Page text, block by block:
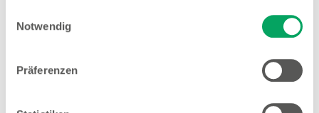
Einstellungen zu den Cookies finden Sie
Notwendig
Präferenzen
89312 Günzburg
Entfernung